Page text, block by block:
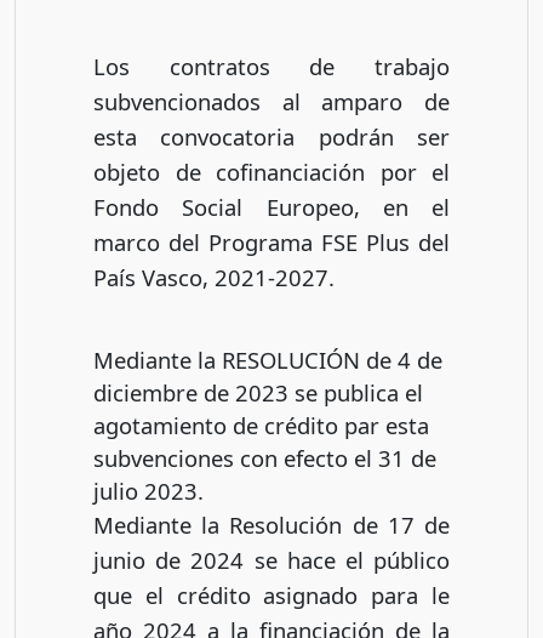
Los contratos de trabajo
subvencionados al amparo de
esta convocatoria podrán ser
objeto de cofinanciación por el
Fondo Social Europeo, en el
marco del Programa FSE Plus del
País Vasco, 2021-2027.
Mediante la RESOLUCIÓN de 4 de
diciembre de 2023 se publica el
agotamiento de crédito par esta
subvenciones con efecto el 31 de
julio 2023.
Mediante la Resolución de 17 de
junio de 2024 se hace el público
que el crédito asignado para le
año 2024 a la financiación de la